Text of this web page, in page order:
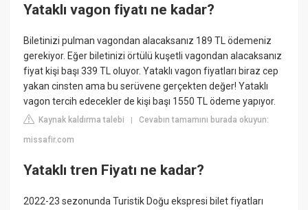
Yataklı vagon fiyatı ne kadar?
Biletinizi pulman vagondan alacaksanız 189 TL ödemeniz
gerekiyor. Eğer biletinizi örtülü kuşetli vagondan alacaksanız
fiyat kişi başı 339 TL oluyor. Yataklı vagon fiyatları biraz cep
yakan cinsten ama bu serüvene gerçekten değer! Yataklı
vagon tercih edecekler de kişi başı 1550 TL ödeme yapıyor.
Kaynak kaldırma talebi |Cevabın tamamını burada okuyun:
missafir.com
Yataklı tren Fiyatı ne kadar?
2022-23 sezonunda Turistik Doğu ekspresi bilet fiyatları